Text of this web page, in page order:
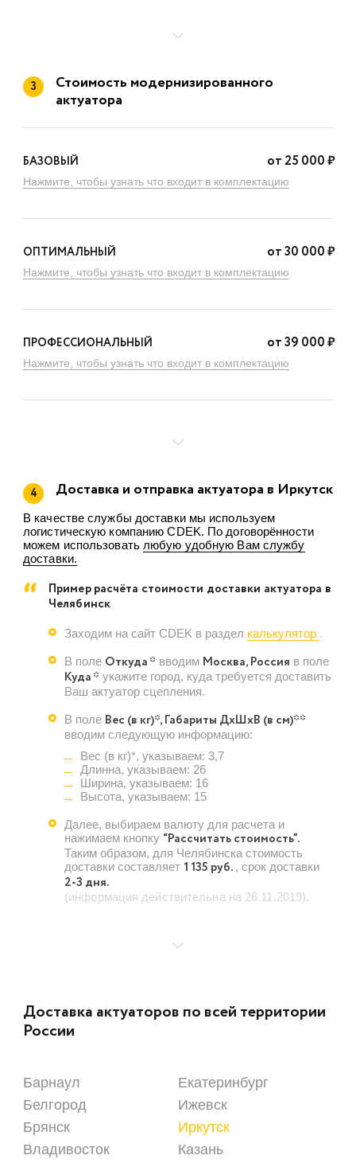
3
Стоимость модернизированного
актуатора
БАЗОВЫЙ от 25 000₽
Нажмите, чтобы узнать что входит в комплектацию
ОПТИМАЛЬНЫЙ от30 000₽
Нажмите, чтобы узнать что входит в комплектацию
ПРОФЕССИОНАЛЬНЫЙ от39 000₽
Нажмите, чтобы узнать что входит в комплектацию
4 Доставка и отправка актуатора в Иркутск
В качестве службы доставки мы используем
логистическую компанию CDEK. По договорённости
можем использовать любую удобную Вам службу
доставки.
Пример расчёта стоимости доставки актуатора в
Челябинск
Заходим на сайт CDEK в раздел калькулятор .
В поле Откуда * вводим Москва, Россия в поле
Куда * укажите город, куда требуется доставить
Ваш актуатор сцепления.
В поле Вес (в кг)*, Габариты ДхШхВ (в см)**
вводим следующую информацию:
Вес (в кг)*, указываем: 3,7
Длинна, указываем: 26
Ширина, указываем: 16
Высота, указываем: 15
Далее, выбираем валюту для расчета и
нажимаем кнопку “Рассчитать стоимость”.
Таким образом, для Челябинска стоимость
доставки составляет 1 135 руб. , срок доставки
2-3 дня.
(информация действительна на 26.11.2019).
Доставка актуаторов по всей территории
России
Барнаул
Белгород
Брянск
Владивосток
Екатеринбург
Ижевск
Иркутск
Казань